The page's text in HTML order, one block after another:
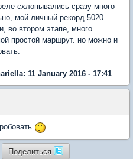
схлопывались сразу много
мой личный рекорд 5020
во втором этапе, много
простой маршрут. но можно и
11 January 2016 - 17:41
Поделиться